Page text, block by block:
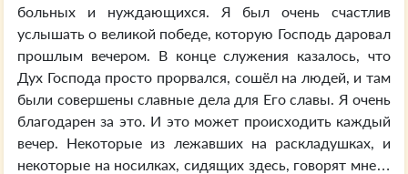
больных и нуждающихся. Я был очень счастлив
услышать о великой победе, которую Господь даровал
прошлым вечером. В конце служения казалось, что
Дух Господа просто прорвался, сошёл на людей, и там
были совершены славные дела для Его славы. Я очень
благодарен за это. И это может происходить каждый
вечер. Некоторые из лежавших на раскладушках, и
некоторые на носилках, сидящих здесь, говорят мне…